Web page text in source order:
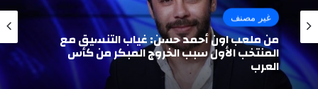
غير مصنف
من ملعب اون أحمد حسن: غياب التنسيق مع
المنتخب الأول سبب الخروج المبكر من كأس
العرب